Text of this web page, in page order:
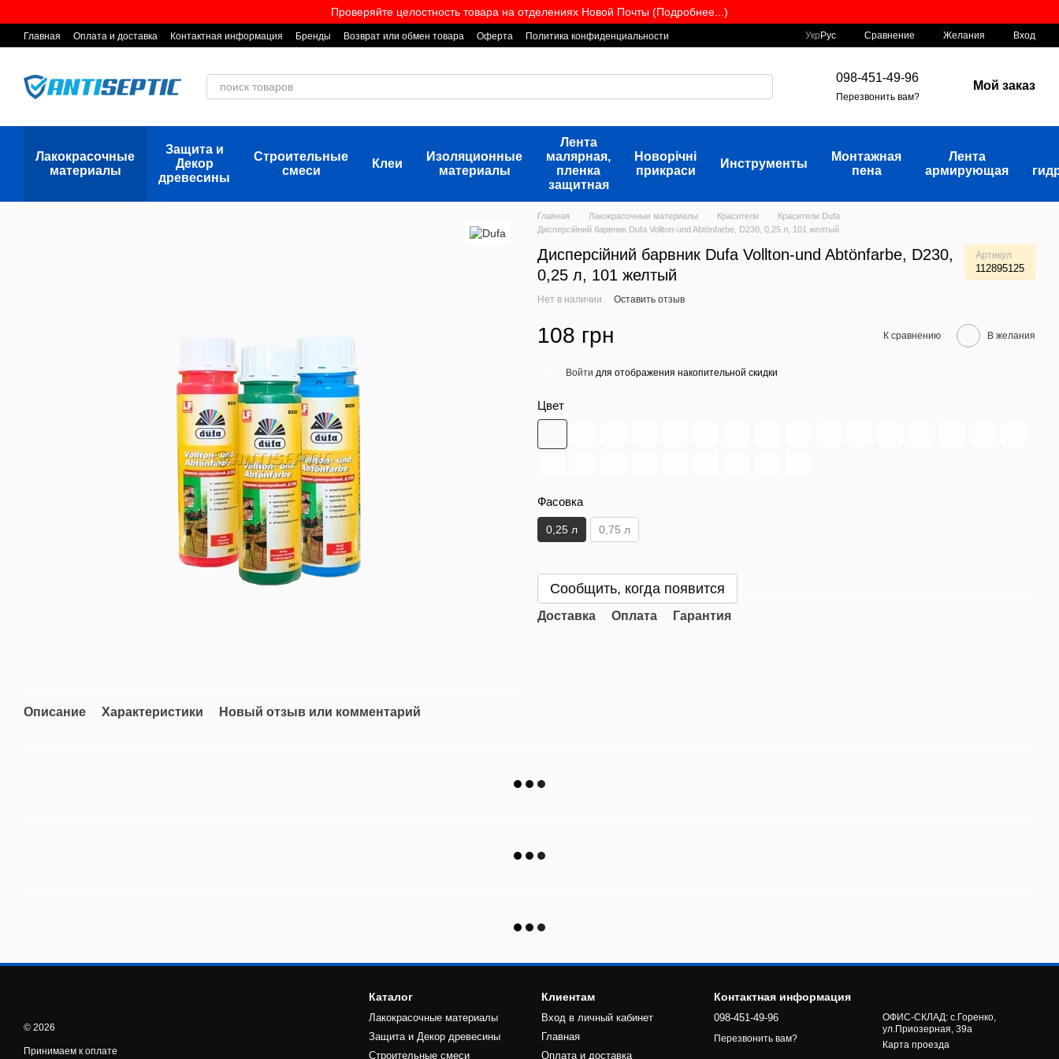
Проверяйте целостность товара на отделениях Новой Почты (Подробнее...)
Главная Оплата и доставка Контактная информация Бренды Возврат или обмен товара Оферта Политика конфиденциальности Укр Рус Сравнение Желания Вход
098-451-49-96
Перезвонить вам?
Мой заказ
Лакокрасочные
материалы
Защита и
Декор
древесины
Строительные
смеси
Клеи
Изоляционные
материалы
Лента
малярная,
пленка
защитная
Новорічні
прикраси
Инструменты
Монтажная
пена
Лента
армирующая
Описание Характеристики Новый отзыв или комментарий
Главная Лакокрасочные материалы Красители
Красители Dufa
Дисперсійний барвник Dufa Vollton-und Abtönfarbe, D230, 0,25 л, 101 желтый
Дисперсійний барвник Dufa Vollton-und Abtönfarbe, D230,
0,25 л, 101 желтый
Артикул
112895125
Нет в наличии Оставить отзыв
108 грн К сравнению В желания
Войти для отображения накопительной скидки
Цвет
Фасовка
0,25 л 0,75 л
Сообщить, когда появится
Доставка Оплата Гарантия
© 2026
Принимаем к оплате
Каталог
Лакокрасочные материалы
Защита и Декор древесины
Строительные смеси
Клиентам
Вход в личный кабинет
Главная
Оплата и доставка
Контактная информация
098-451-49-96
Перезвонить вам?
ОФИС-СКЛАД: с.Горенко,
ул.Приозерная, 39а
Карта проезда